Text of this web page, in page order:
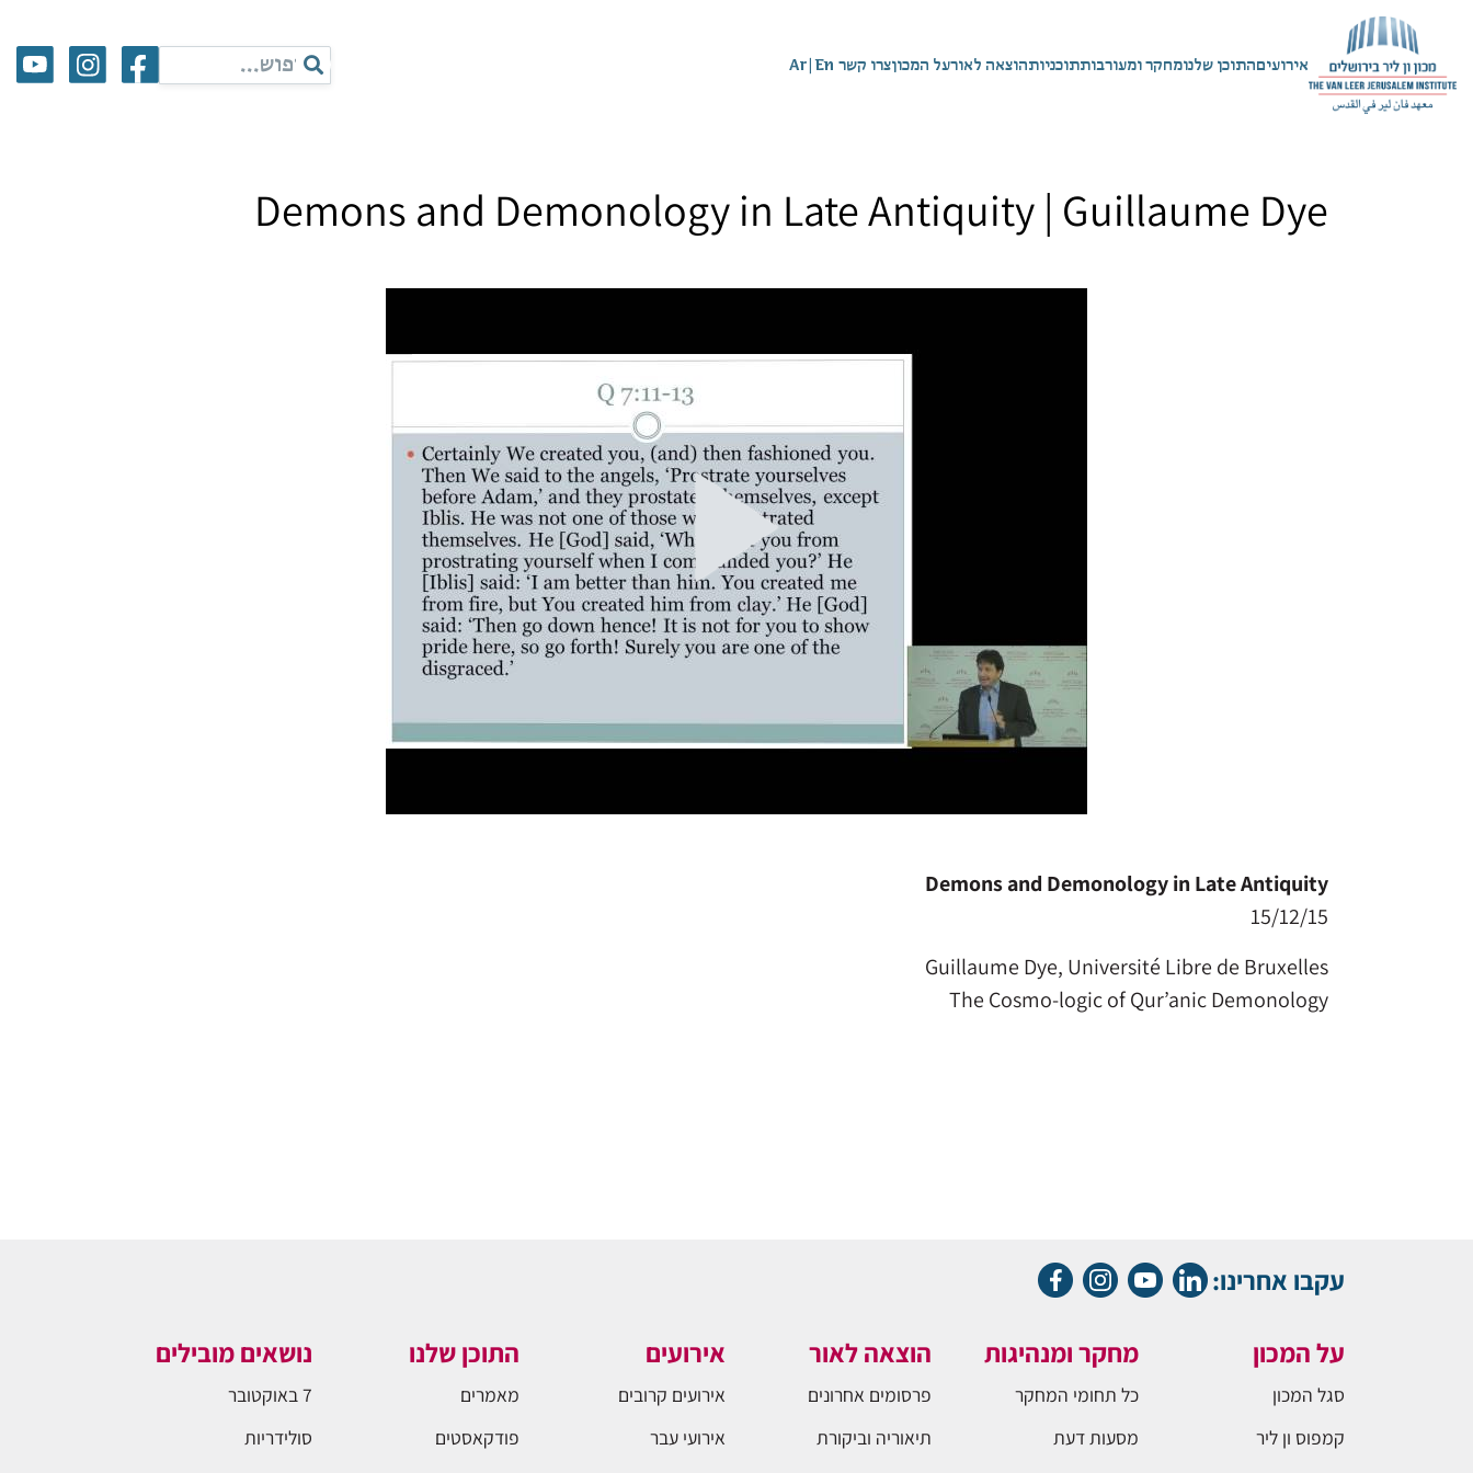
אירועיםהתוכן שלנומחקר ומעורבותתוכניותהוצאה לאורעל המכוןצרו קשר En
|
Ar
Demons and Demonology in Late Antiquity | Guillaume Dye
Demons and Demonology in Late Antiquity
15/12/15
Guillaume Dye, Université Libre de Bruxelles
The Cosmo-logic of Qur’anic Demonology
עקבו אחרינו:
על המכון
סגל המכון
קמפוס ון ליר
מחקר ומנהיגות
כל תחומי המחקר
מסעות דעת
הוצאה לאור
פרסומים אחרונים
תיאוריה וביקורת
אירועים
אירועים קרובים
אירועי עבר
התוכן שלנו
מאמרים
פודקאסטים
נושאים מובילים
7 באוקטובר
סולידריות